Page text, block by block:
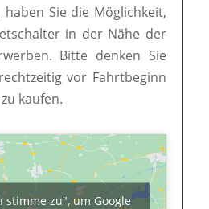
Sie die Möglichkeit,
in der Nähe der
Bitte denken Sie
vor Fahrtbeginn
kaufen.
stimme zu", um Google